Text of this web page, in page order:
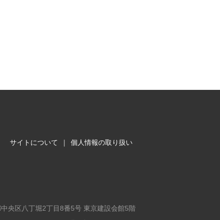
サイトについて ｜ 個人情報の取り扱い
央区八丁堀2丁目8番5号 東京建設会館5階